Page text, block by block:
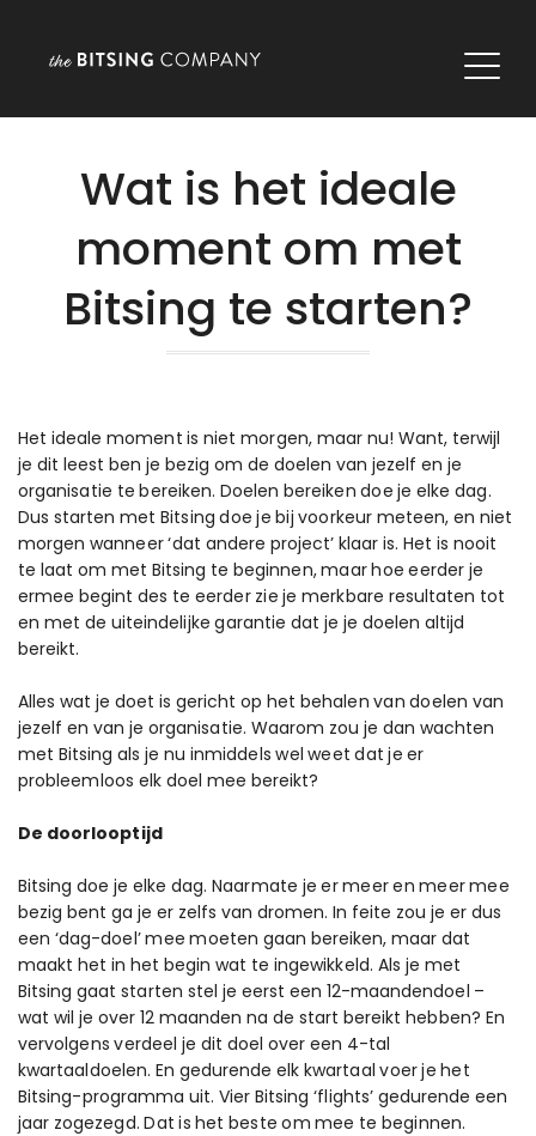
Wat is het ideale
moment om met
Bitsing te starten?
Het ideale moment is niet morgen, maar nu! Want, terwijl
je dit leest ben je bezig om de doelen van jezelf en je
organisatie te bereiken. Doelen bereiken doe je elke dag.
Dus starten met Bitsing doe je bij voorkeur meteen, en niet
morgen wanneer ‘dat andere project’ klaar is. Het is nooit
te laat om met Bitsing te beginnen, maar hoe eerder je
ermee begint des te eerder zie je merkbare resultaten tot
en met de uiteindelijke garantie dat je je doelen altijd
bereikt.
Alles wat je doet is gericht op het behalen van doelen van
jezelf en van je organisatie. Waarom zou je dan wachten
met Bitsing als je nu inmiddels wel weet dat je er
probleemloos elk doel mee bereikt?
De doorlooptijd
Bitsing doe je elke dag. Naarmate je er meer en meer mee
bezig bent ga je er zelfs van dromen. In feite zou je er dus
een ‘dag-doel’ mee moeten gaan bereiken, maar dat
maakt het in het begin wat te ingewikkeld. Als je met
Bitsing gaat starten stel je eerst een 12-maandendoel –
wat wil je over 12 maanden na de start bereikt hebben? En
vervolgens verdeel je dit doel over een 4-tal
kwartaaldoelen. En gedurende elk kwartaal voer je het
Bitsing-programma uit. Vier Bitsing ‘flights’ gedurende een
jaar zogezegd. Dat is het beste om mee te beginnen.